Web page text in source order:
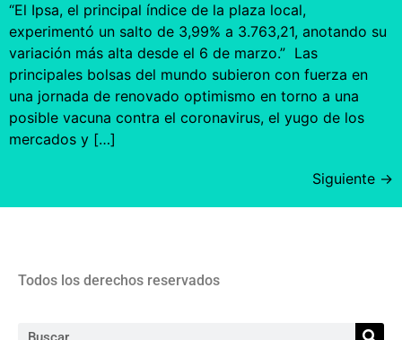
“El Ipsa, el principal índice de la plaza local,
experimentó un salto de 3,99% a 3.763,21, anotando su
variación más alta desde el 6 de marzo.” Las
principales bolsas del mundo subieron con fuerza en
una jornada de renovado optimismo en torno a una
posible vacuna contra el coronavirus, el yugo de los
mercados y […]
Siguiente →
Todos los derechos reservados